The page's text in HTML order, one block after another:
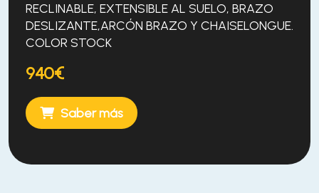
RECLINABLE, EXTENSIBLE AL SUELO, BRAZO
DESLIZANTE,ARCÓN BRAZO Y CHAISELONGUE.
COLOR STOCK
940€
Saber más